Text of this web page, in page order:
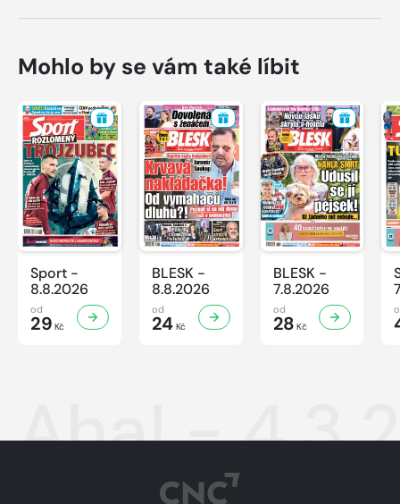
Mohlo by se vám také líbit
Sport -
8.8.2026
od
29 Kč
BLESK -
8.8.2026
od
24Kč
BLESK -
7.8.2026
od
28 Kč
Aha! -